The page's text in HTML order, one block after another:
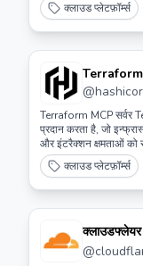
क्लाउड प्लेटफ़ॉर्म्स
Terraform
@
Terraform MCP सर्वर
प्रदान करता है, जो
और इंटरैक्शन क्षमताओं को
क्लाउड प्लेटफ़ॉर्म्स
क्लाउडफ्लेयर
@